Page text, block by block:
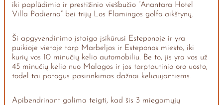
iki paplūdimio ir prestižinio viešbučio “Anantara Hotel
Villa Padierna” bei trijų Los Flamingos golfo aikštynų.
Ši apgyvendinimo įstaiga įsikūrusi Esteponoje ir yra
puikioje vietoje tarp Marbeljos ir Esteponos miesto, iki
kurių vos 10 minučių kelio automobiliu. Be to, jis yra vos už
45 minučių kelio nuo Malagos ir jos tarptautinio oro uosto,
todėl tai patogus pasirinkimas dažnai keliaujantiems.
Apibendrinant galima teigti, kad šis 3 miegamųjų